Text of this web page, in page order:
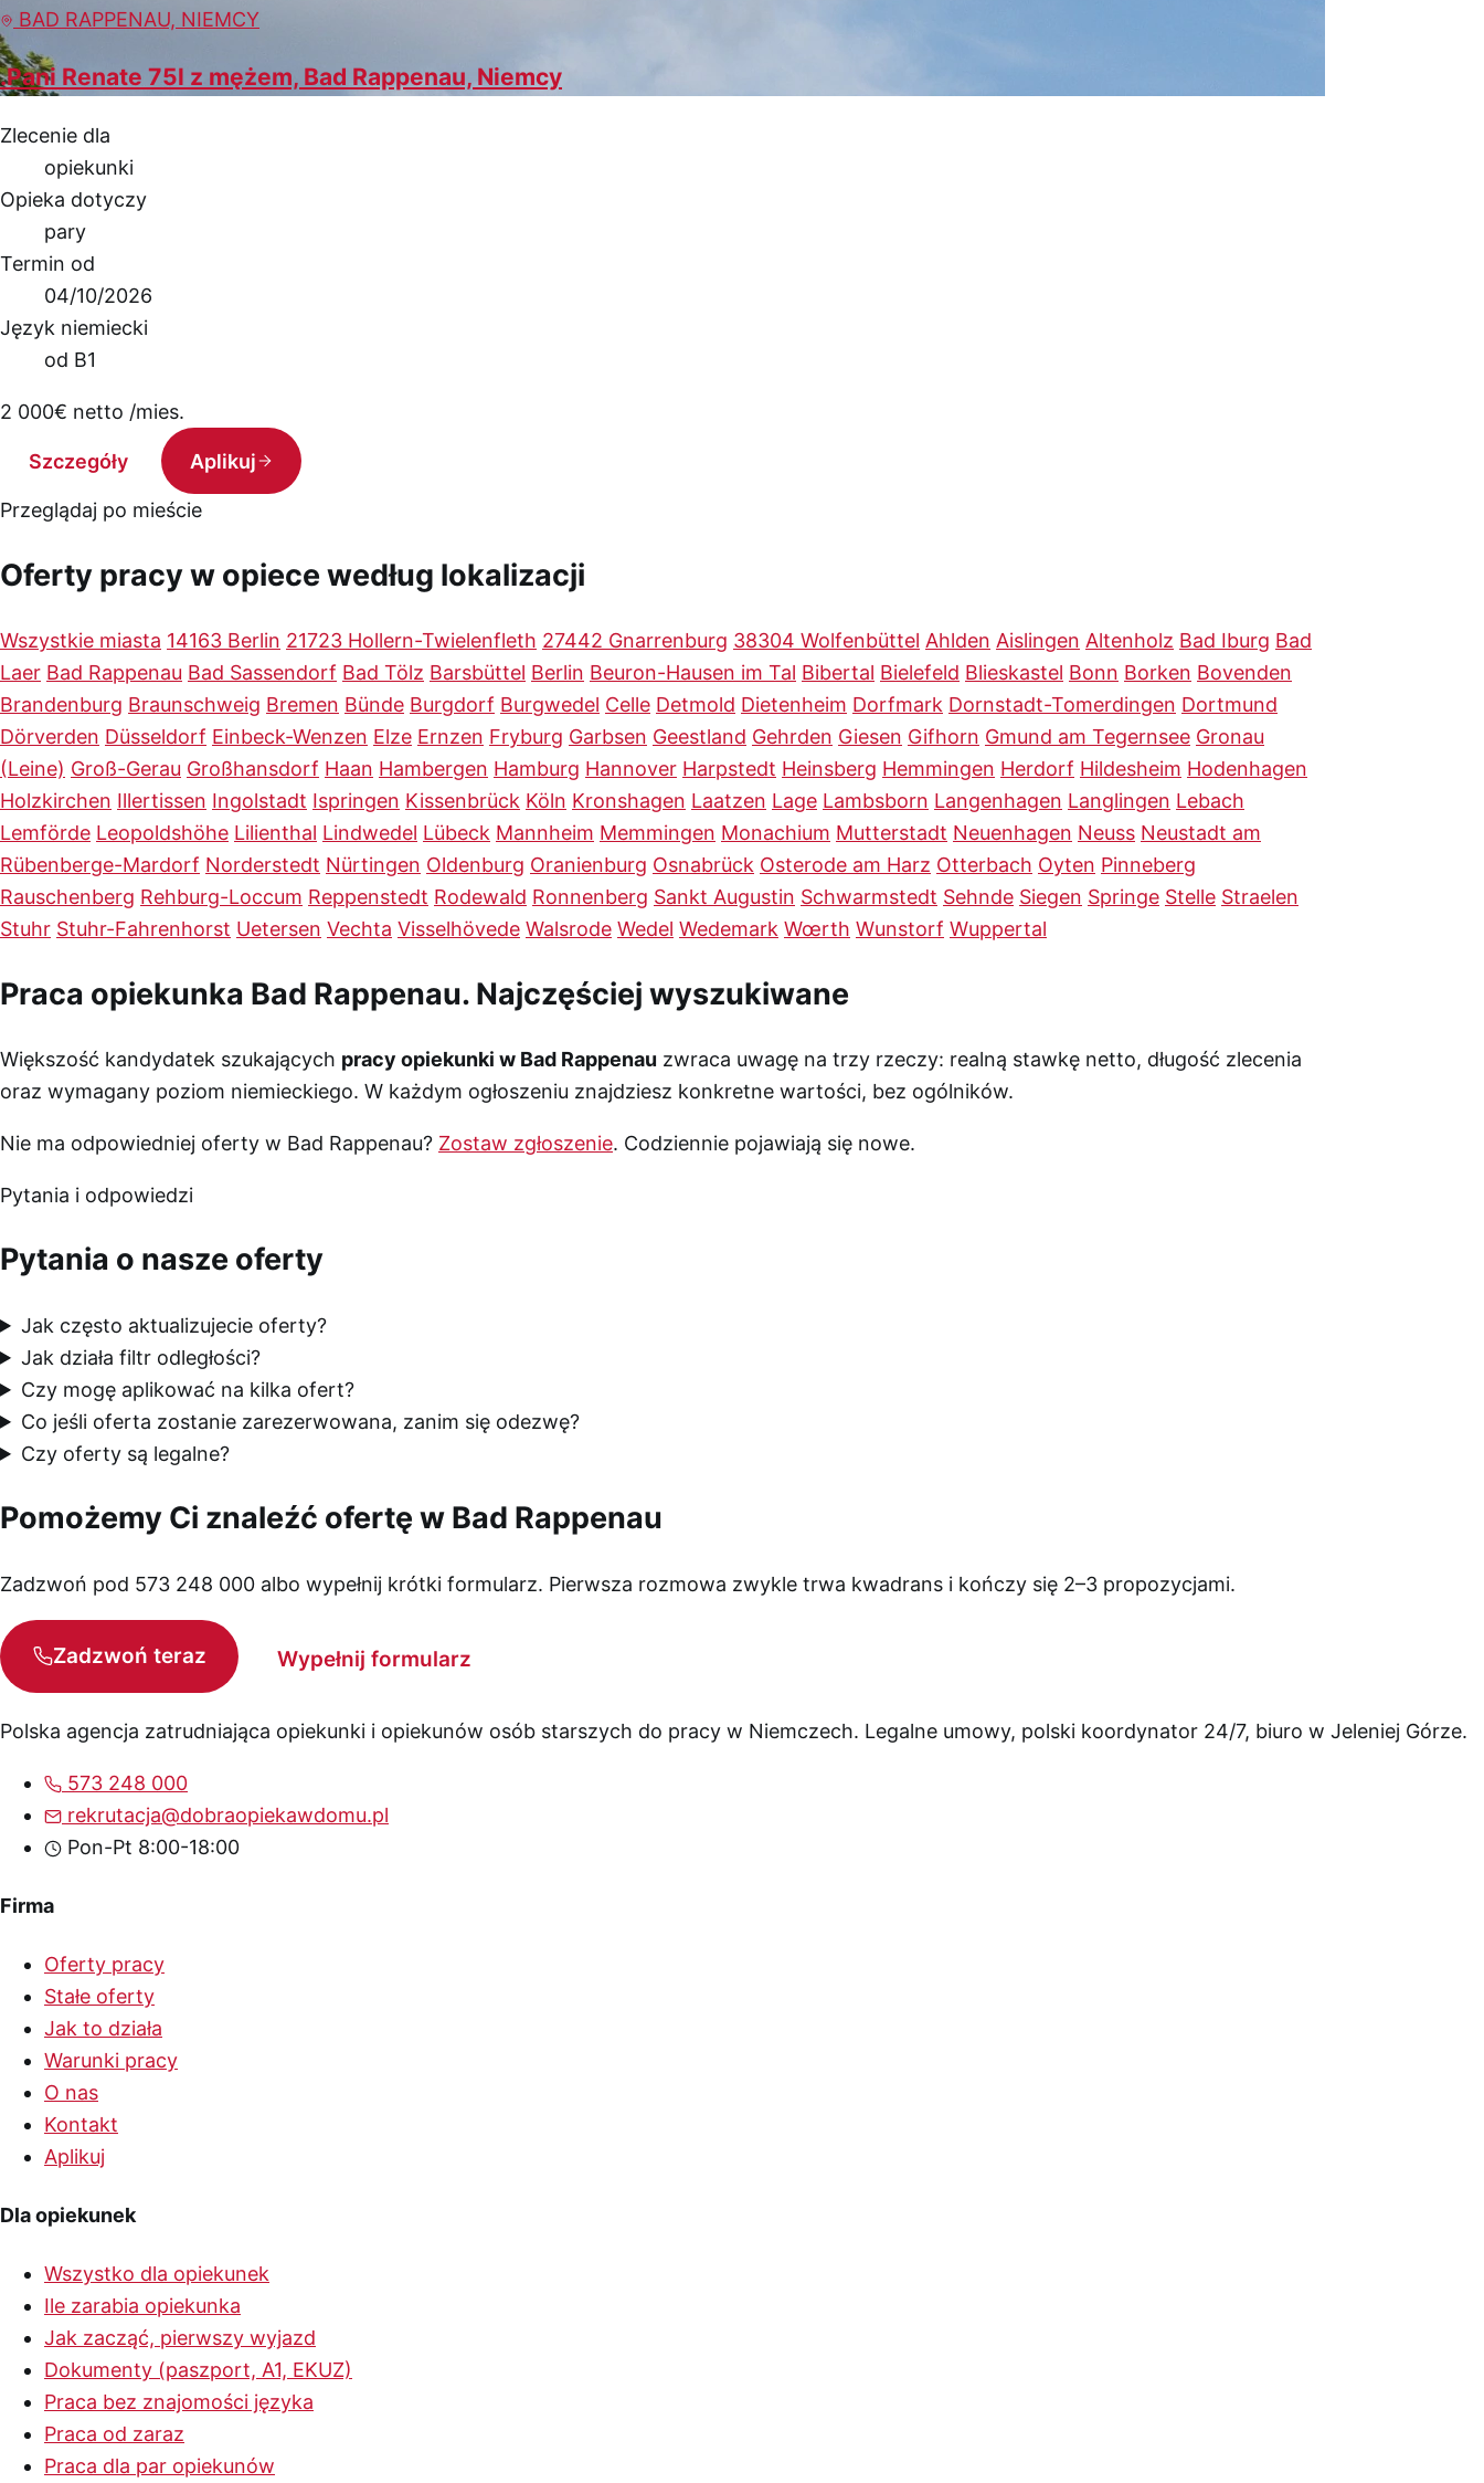
BAD RAPPENAU, NIEMCY
.Pani Renate 75l z mężem, Bad Rappenau, Niemcy
Zlecenie dla
opiekunki
Opieka dotyczy
pary
Termin od
04/10/2026
Język niemiecki
od B1
2 000€ netto /mies.
Szczegóły Aplikuj
Przeglądaj po mieście
Oferty pracy w opiece według lokalizacji
Wszystkie miasta 14163 Berlin 21723 Hollern-Twielenfleth 27442 Gnarrenburg 38304 Wolfenbüttel Ahlden Aislingen Altenholz Bad Iburg Bad
Laer Bad Rappenau Bad Sassendorf Bad Tölz Barsbüttel Berlin Beuron-Hausen im Tal Bibertal Bielefeld Blieskastel Bonn Borken Bovenden
Brandenburg Braunschweig Bremen Bünde Burgdorf Burgwedel Celle Detmold Dietenheim Dorfmark Dornstadt-Tomerdingen Dortmund
Dörverden Düsseldorf Einbeck-Wenzen Elze Ernzen Fryburg Garbsen Geestland Gehrden Giesen Gifhorn Gmund am Tegernsee Gronau
(Leine) Groß-Gerau Großhansdorf Haan Hambergen Hamburg Hannover Harpstedt Heinsberg Hemmingen Herdorf Hildesheim Hodenhagen
Holzkirchen Illertissen Ingolstadt Ispringen Kissenbrück Köln Kronshagen Laatzen Lage Lambsborn Langenhagen Langlingen Lebach
Lemförde Leopoldshöhe Lilienthal Lindwedel Lübeck Mannheim Memmingen Monachium Mutterstadt Neuenhagen Neuss Neustadt am
Rübenberge-Mardorf Norderstedt Nürtingen Oldenburg Oranienburg Osnabrück Osterode am Harz Otterbach Oyten Pinneberg
Rauschenberg Rehburg-Loccum Reppenstedt Rodewald Ronnenberg Sankt Augustin Schwarmstedt Sehnde Siegen Springe Stelle Straelen
Stuhr Stuhr-Fahrenhorst Uetersen Vechta Visselhövede Walsrode Wedel Wedemark Wœrth Wunstorf Wuppertal
Praca opiekunka Bad Rappenau. Najczęściej wyszukiwane
Większość kandydatek szukających pracy opiekunki w Bad Rappenau zwraca uwagę na trzy rzeczy: realną stawkę netto, długość zlecenia
oraz wymagany poziom niemieckiego. W każdym ogłoszeniu znajdziesz konkretne wartości, bez ogólników.
Nie ma odpowiedniej oferty w Bad Rappenau? Zostaw zgłoszenie. Codziennie pojawiają się nowe.
Pytania i odpowiedzi
Pytania o nasze oferty
Jak często aktualizujecie oferty?
Jak działa filtr odległości?
Czy mogę aplikować na kilka ofert?
Co jeśli oferta zostanie zarezerwowana, zanim się odezwę?
Czy oferty są legalne?
Pomożemy Ci znaleźć ofertę w Bad Rappenau
Zadzwoń pod 573 248 000 albo wypełnij krótki formularz. Pierwsza rozmowa zwykle trwa kwadrans i kończy się 2–3 propozycjami.
Zadzwoń teraz Wypełnij formularz
Polska agencja zatrudniająca opiekunki i opiekunów osób starszych do pracy w Niemczech. Legalne umowy, polski koordynator 24/7, biuro w Jeleniej Górze.
573 248 000
rekrutacja@dobraopiekawdomu.pl
Pon-Pt 8:00-18:00
Firma
Oferty pracy
Stałe oferty
Jak to działa
Warunki pracy
O nas
Kontakt
Aplikuj
Dla opiekunek
Wszystko dla opiekunek
Ile zarabia opiekunka
Jak zacząć, pierwszy wyjazd
Dokumenty (paszport, A1, EKUZ)
Praca bez znajomości języka
Praca od zaraz
Praca dla par opiekunów